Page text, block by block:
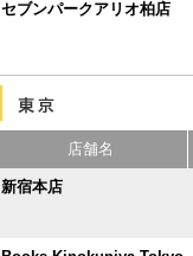
セブンパークアリオ柏店
店舗名
新宿本店